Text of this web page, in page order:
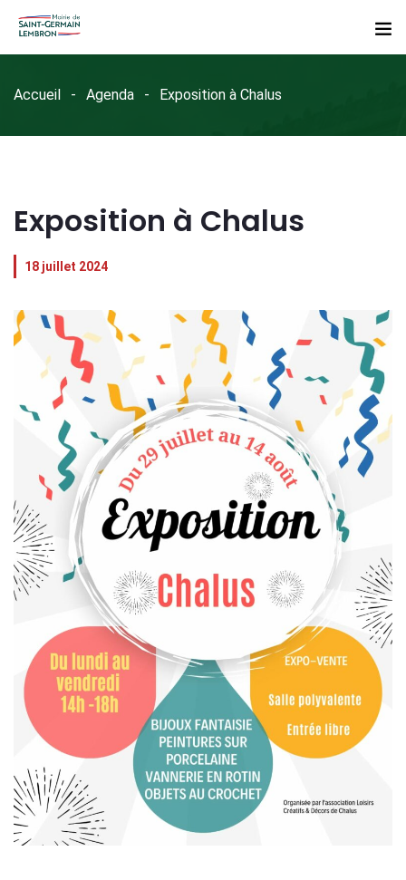
Accueil Agenda Exposition à Chalus
Exposition à Chalus
18 juillet 2024